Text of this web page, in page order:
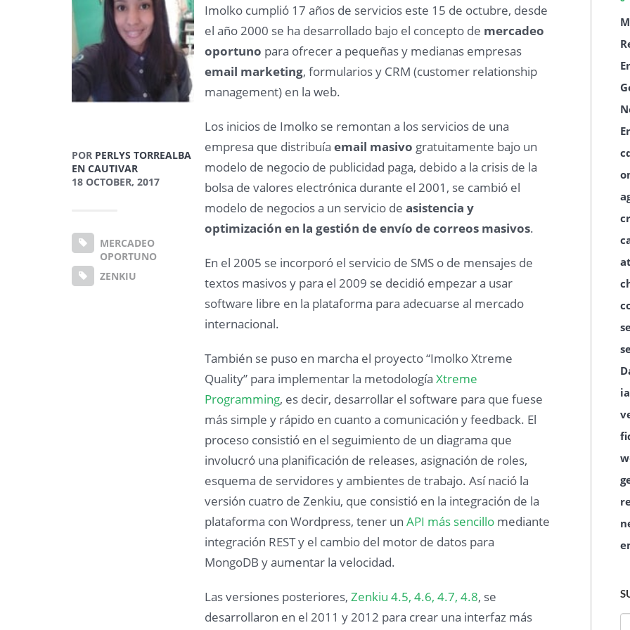
POR PERLYS TORREALBA
EN CAUTIVAR
18 OCTOBER, 2017
MERCADEO
OPORTUNO
ZENKIU
Imolko cumplió 17 años de servicios este 15 de octubre, desde
el año 2000 se ha desarrollado bajo el concepto de mercadeo
oportuno para ofrecer a pequeñas y medianas empresas
email marketing, formularios y CRM (customer relationship
management) en la web.
Los inicios de Imolko se remontan a los servicios de una
empresa que distribuía email masivo gratuitamente bajo un
modelo de negocio de publicidad paga, debido a la crisis de la
bolsa de valores electrónica durante el 2001, se cambió el
modelo de negocios a un servicio de asistencia y
optimización en la gestión de envío de correos masivos.
En el 2005 se incorporó el servicio de SMS o de mensajes de
textos masivos y para el 2009 se decidió empezar a usar
software libre en la plataforma para adecuarse al mercado
internacional.
También se puso en marcha el proyecto “Imolko Xtreme
Quality” para implementar la metodología Xtreme
Programming, es decir, desarrollar el software para que fuese
más simple y rápido en cuanto a comunicación y feedback. El
proceso consistió en el seguimiento de un diagrama que
involucró una planificación de releases, asignación de roles,
esquema de servidores y ambientes de trabajo. Así nació la
versión cuatro de Zenkiu, que consistió en la integración de la
plataforma con Wordpress, tener un API más sencillomediante
integración REST y el cambio del motor de datos para
MongoDB y aumentar la velocidad.
Las versiones posteriores, Zenkiu 4.5, 4.6, 4.7, 4.8, se
desarrollaron en el 2011 y 2012 para crear una interfaz más
ia